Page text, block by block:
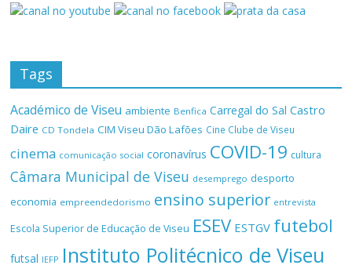
Tags
Académico de Viseu ambiente Benfica Carregal do Sal Castro
Daire CD Tondela CIM Viseu Dão Lafões Cine Clube de Viseu
cinema comunicação social coronavírus COVID-19 cultura
Câmara Municipal de Viseu desemprego desporto
economia empreendedorismo ensino superior entrevista
Escola Superior de Educação de Viseu ESEV ESTGV futebol
futsal IEFP Instituto Politécnico de Viseu